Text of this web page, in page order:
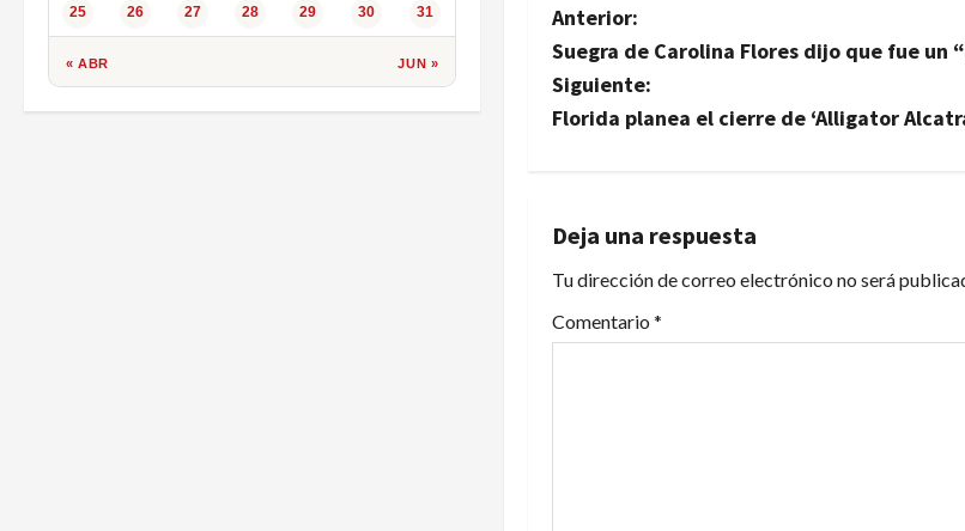
N
a
v
g
a
c
Anterior:
Suegra de Carolina Flores dijo que fue
Siguiente:
Florida planea el cierre de ‘Alligator
Deja una respuesta
Tu dirección de correo electrónico no será
Comentario*
25 26 27 28 29 30 31
« ABR JUN »